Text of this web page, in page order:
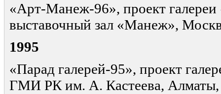
«Арт-Манеж-96», проект
выставочный зал «Манеж»,
1995
«Парад галерей-95», проект
ГМИ РК им. А. Кастеева, Алматы,